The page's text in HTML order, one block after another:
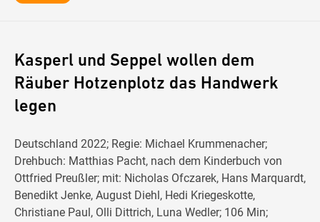
Kasperl und Seppel wollen dem
Räuber Hotzenplotz das Handwerk
legen
Deutschland 2022; Regie: Michael Krummenacher;
Drehbuch: Matthias Pacht, nach dem Kinderbuch von
Ottfried Preußler; mit: Nicholas Ofczarek, Hans Marquardt,
Benedikt Jenke, August Diehl, Hedi Kriegeskotte,
Christiane Paul, Olli Dittrich, Luna Wedler; 106 Min;